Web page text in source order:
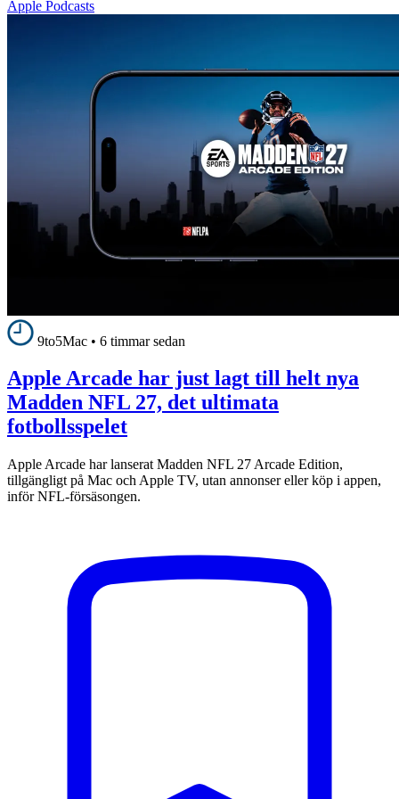
Apple Podcasts
9to5Mac • 6 timmar sedan
Apple Arcade har just lagt till helt nya
Madden NFL 27, det ultimata
fotbollsspelet
Apple Arcade har lanserat Madden NFL 27 Arcade Edition,
tillgängligt på Mac och Apple TV, utan annonser eller köp i appen,
inför NFL-försäsongen.